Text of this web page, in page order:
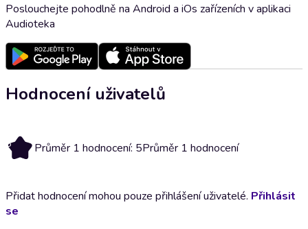
Poslouchejte pohodlně na Android a iOs zařízeních v aplikaci
Audioteka
Hodnocení uživatelů
5 Průměr 1 hodnocení: 5Průměr 1 hodnocení
Přidat hodnocení mohou pouze přihlášení uživatelé. Přihlásit
se